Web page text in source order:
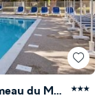
Résidence Odalys Référence Le Hameau du Moulin ★★★